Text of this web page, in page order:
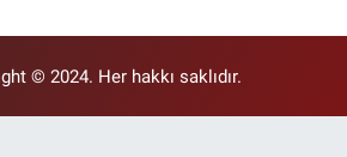
© 2024. Her hakkı saklıdır.